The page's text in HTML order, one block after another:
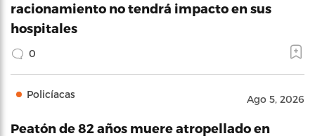
racionamiento no tendrá impacto en sus
hospitales
0
Policíacas Ago 5, 2026
Peatón de 82 años muere atropellado en